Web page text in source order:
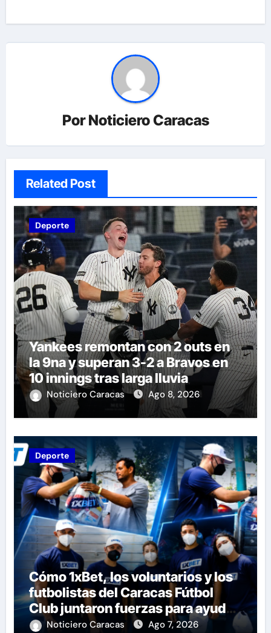
PorNoticiero Caracas
Related Post
Deporte
Yankees remontan con 2 outs en
la 9na y superan 3-2 a Bravos en
10 innings tras larga lluvia
Noticiero Caracas Ago 8, 2026
Deporte
Cómo 1xBet, los voluntarios y los
futbolistas del Caracas Fútbol
Club juntaron fuerzas para ayudar
a las familias de Venezuela
Noticiero Caracas Ago 7, 2026